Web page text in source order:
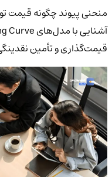
منحنی پیوند چگونه قیمت
قیمت‌گذاری و تأمین